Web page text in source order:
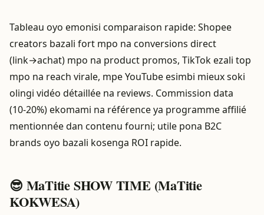
Tableau oyo emonisi comparaison rapide: Shopee
creators bazali fort mpo na conversions direct
(link→achat) mpo na product promos, TikTok ezali top
mpo na reach virale, mpe YouTube esimbi mieux soki
olingi vidéo détaillée na reviews. Commission data
(10‑20%) ekomami na référence ya programme affilié
mentionnée dan contenu fourni; utile pona B2C
brands oyo bazali kosenga ROI rapide.
😎 MaTitie SHOW TIME (MaTitie
KOKWESA)